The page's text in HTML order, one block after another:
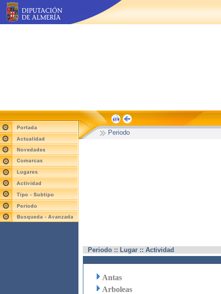
Periodo
Periodo :: Lugar :: Actividad
Antas
Arboleas